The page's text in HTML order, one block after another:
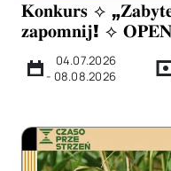
𝐊𝐨𝐧𝐤𝐮𝐫𝐬 ⟡
𝐳𝐚𝐩𝐨𝐦𝐧𝐢𝐣! ⟡
04.07.2026
- 08.08.2026